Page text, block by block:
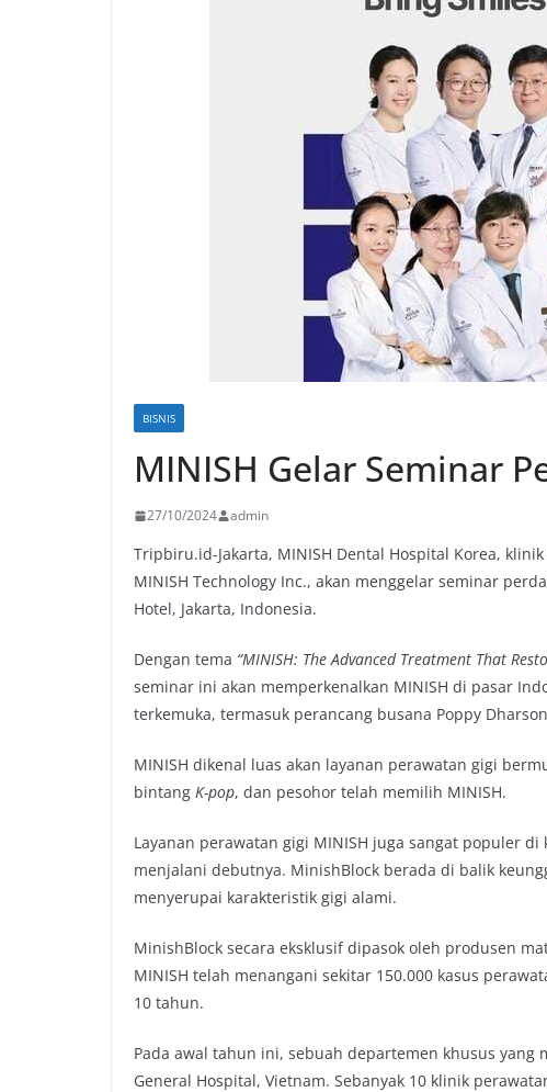
BISNIS
MINISH Gelar Seminar
27/10/2024 admin
Tripbiru.id-Jakarta, MINISH Dental Hospital Korea,
MINISH Technology Inc., akan menggelar seminar
Hotel, Jakarta, Indonesia.
Dengan tema “MINISH: The Advanced Treatment That
seminar ini akan memperkenalkan MINISH di pasar
terkemuka, termasuk perancang busana Poppy
MINISH dikenal luas akan layanan perawatan gigi
bintang K-pop, dan pesohor telah memilih MINISH.
Layanan perawatan gigi MINISH juga sangat populer
menjalani debutnya. MinishBlock berada di balik
menyerupai karakteristik gigi alami.
MinishBlock secara eksklusif dipasok oleh produsen
MINISH telah menangani sekitar 150.000 kasus
10 tahun.
Pada awal tahun ini, sebuah departemen khusus
General Hospital, Vietnam. Sebanyak 10 klinik